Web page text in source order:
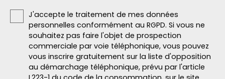
J'accepte le traitement de mes données
personnelles conformément au RGPD. Si vous ne
souhaitez pas faire l'objet de prospection
commerciale par voie téléphonique, vous pouvez
vous inscrire gratuitement sur la liste d'opposition
au démarchage téléphonique, prévu par l'article